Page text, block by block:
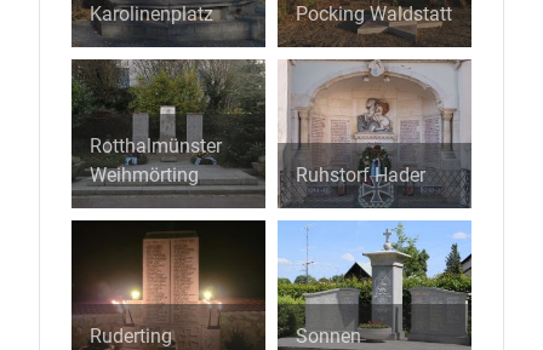
Karolinenplatz
Pocking Waldstatt
Rotthalmünster
Weihmörting
Ruhstorf Hader
Ruderting Sonnen